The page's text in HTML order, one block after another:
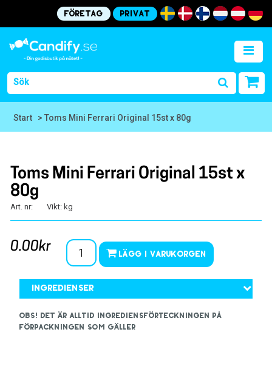
Företag Privat
Start > Toms Mini Ferrari Original 15st x 80g
Toms Mini Ferrari Original 15st x
80g
Art. nr: Vikt: kg
0.00kr
Lägg i varukorgen
Ingredienser
OBS! Det är alltid ingrediensförteckningen på
förpackningen som gäller